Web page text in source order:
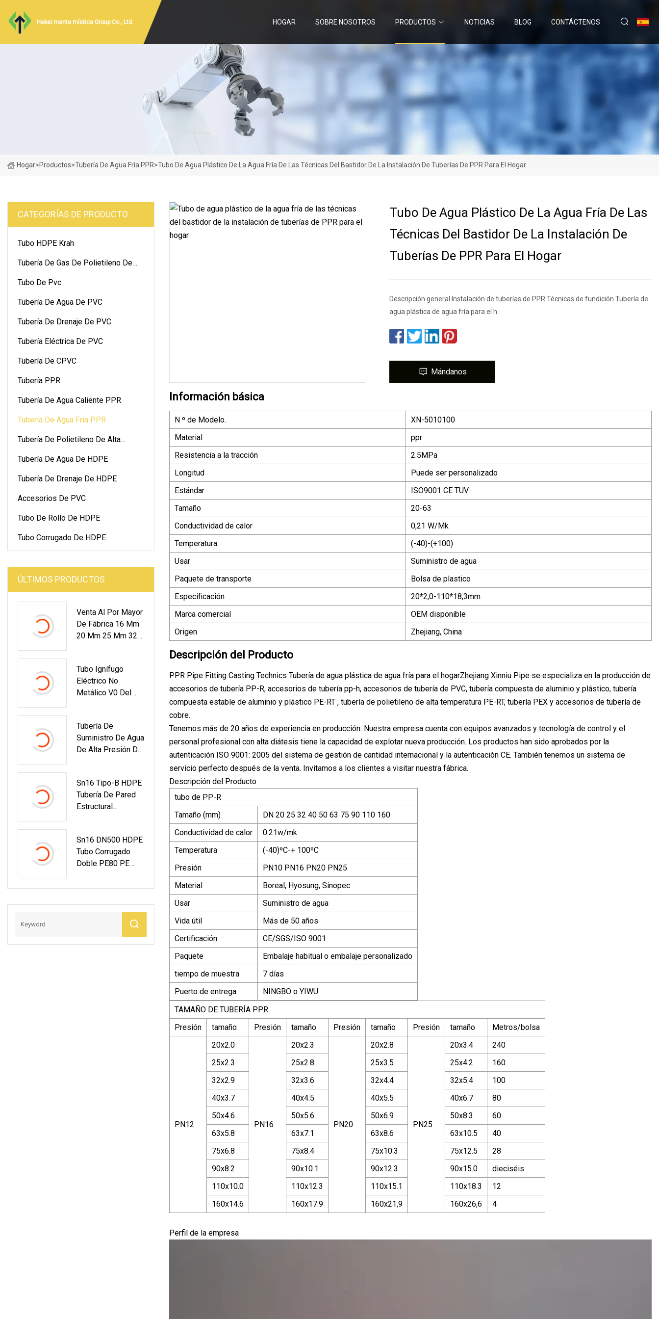
Hebei mente mística Group Co., Ltd. HOGAR SOBRE NOSOTROS PRODUCTOS NOTICIAS BLOG CONTÁCTENOS
Hogar>Productos>Tubería De Agua Fría PPR>Tubo De Agua Plástico De La Agua Fría De Las Técnicas Del Bastidor De La Instalación De Tuberías De PPR Para El Hogar
CATEGORÍAS DE PRODUCTO
Tubo HDPE Krah
Tubería De Gas De Polietileno De
Tubo De Pvc
Tubería De Agua De PVC
Tubería De Drenaje De PVC
Tubería Eléctrica De PVC
Tubería De CPVC
Tubería PPR
Tubería De Agua Caliente PPR
Tubería De Agua Fría PPR
Tubería De Polietileno De Alta
Tubería De Agua De HDPE
Tubería De Drenaje De HDPE
Accesorios De PVC
Tubo De Rollo De HDPE
Tubo Corrugado De HDPE
ÚLTIMOS PRODUCTOS
Venta Al Por Mayor
De Fábrica 16 Mm
20 Mm 25 Mm 32
De Pared Delgada
Tubo De PVC
Tubo Ignífugo
Eléctrico No
Metálico V0 Del
Para El Cable De
Cableado
Tubería De
Suministro De Agua
De Alta Presión De
De PPR Kalde Para
Agua Fría Y
Caliente
Sn16 Tipo-B HDPE
Tubería De Pared
Estructural
Tubería Krah
Sn16 DN500 HDPE
Tubo Corrugado
Doble PE80 PE
Para Aguas
Tubo De Agua Plástico De La Agua Fría De Las
Técnicas Del Bastidor De La Instalación De
Tuberías De PPR Para El Hogar
Descripción general Instalación de tuberías de PPR Técnicas de fundición Tubería de
agua plástica de agua fría para el h
Mándanos
Información básica
N º de Modelo.
XN-5010100
Material
ppr
Resistencia a la tracción
2.5MPa
Longitud
Puede ser personalizado
Estándar
ISO9001 CE TUV
Tamaño
20-63
Conductividad de calor
0,21 W/Mk
Temperatura
(-40)-(+100)
Usar
Suministro de agua
Paquete de transporte
Bolsa de plastico
Especificación
20*2,0-110*18,3mm
Marca comercial
OEM disponible
Origen
Zhejiang, China
Descripción del Producto
PPR Pipe Fitting Casting Technics Tubería de agua plástica de agua fría para el hogarZhejiang Xinniu Pipe se especializa en la producción de
accesorios de tubería PP-R, accesorios de tubería pp-h, accesorios de tubería de PVC, tubería compuesta de aluminio y plástico, tubería
compuesta estable de aluminio y plástico PE-RT , tubería de polietileno de alta temperatura PE-RT, tubería PEX y accesorios de tubería de
cobre.
Tenemos más de 20 años de experiencia en producción. Nuestra empresa cuenta con equipos avanzados y tecnología de control y el
personal profesional con alta diátesis tiene la capacidad de explotar nueva producción. Los productos han sido aprobados por la
autenticación ISO 9001: 2005 del sistema de gestión de cantidad internacional y la autenticación CE. También tenemos un sistema de
servicio perfecto después de la venta. Invitamos a los clientes a visitar nuestra fábrica.
Descripción del Producto
tubo de PP-R
Tamaño (mm)
DN 20 25 32 40 50 63 75 90 110 160
Conductividad de calor
0.21w/mk
Temperatura
(-40)ºC-+ 100ºC
Presión
PN10 PN16 PN20 PN25
Material
Boreal, Hyosung, Sinopec
Usar
Suministro de agua
Vida útil
Más de 50 años
Certificación
CE/SGS/ISO 9001
Paquete
Embalaje habitual o embalaje personalizado
tiempo de muestra
7 días
Puerto de entrega
NINGBO o YIWU
TAMAÑO DE TUBERÍA PPR
Presión
tamaño Presión tamaño Presión tamaño Presión tamaño Metros/bolsa
PN12
20x2.0
PN16
20x2.3
PN20
20x2.8
PN25
20x3.4
240
25x2.3
25x2.8 25x3.5 25x4.2
160
32x2.9
32x3.6 32x4.4 32x5.4
100
40x3.7
40x4.5 40x5.5 40x6.7
80
50x4.6
50x5.6 50x6.9 50x8.3
60
63x5.8
63x7.1 63x8.6 63x10.5
40
75x6.8
75x8.4 75x10.3 75x12.5
28
90x8.2
90x10.1 90x12.3 90x15.0
dieciséis
110x10.0
110x12.3 110x15.1 110x18.3
12
160x14.6
160x17.9 160x21,9 160x26,6 4
Perfil de la empresa